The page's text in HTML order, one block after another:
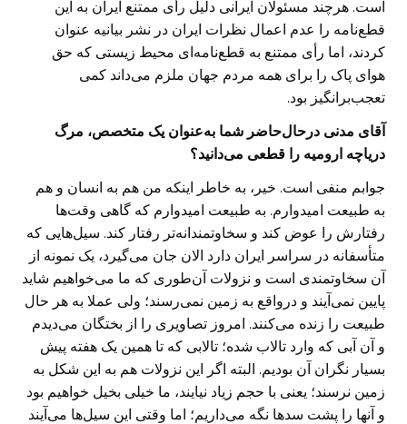
است. هرچند مسئولان ایرانی دلیل رأی ممتنع ایران به این
قطع‌نامه را عدم اعمال نظرات ایران در نشر بیانیه عنوان
کردند، اما رأی ممتنع به قطع‌نامه‌ای محیط زیستی که حق
هوای پاک را برای همه مردم جهان ملزم می‌داند کمی
تعجب‌برانگیز بود.
‌آقای مدنی در‌حال‌حاضر شما به‌عنوان یک متخصص، مرگ
دریاچه ارومیه را قطعی می‌دانید؟
جوابم منفی است. خیر، به خاطر اینکه من هم به انسان و هم
به طبیعت امیدوارم. به طبیعت امیدوارم که گاهی وقت‌ها
رفتارش را عوض کند و سخاوتمندانه‌تر رفتار کند. سیل‌هایی که
متأسفانه در سراسر ایران دارد الان جان می‌گیرد، یک نمونه از
آن سخاوتمندی است و نزولات آن‌طوری که ما می‌خواهیم شاید
پایین نمی‌آیند و درواقع به زمین نمی‌رسند؛ ولی عملا به هر حال
طبیعت را زنده می‌کنند. امروز تصاویری را از بختگان می‌دیدم
و آن آبی که وارد تالاب شده؛ تالابی که تا همین یک هفته پیش
بسیار نگران آن بودیم. البته اگر این نزولات هم به این شکل به
زمین نرسند؛ یعنی با حجم زیاد نیایند، ما خیلی بخیل خواهیم بود
و آنها را پشت‌ سدها نگه می‌داریم؛ اما وقتی این سیل‌ها می‌آیند